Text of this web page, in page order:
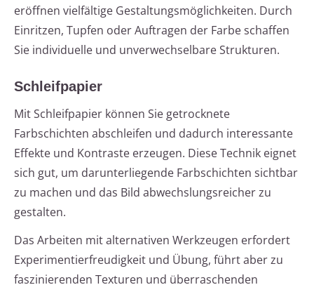
eröffnen vielfältige Gestaltungsmöglichkeiten. Durch
Einritzen, Tupfen oder Auftragen der Farbe schaffen
Sie individuelle und unverwechselbare Strukturen.
Schleifpapier
Mit Schleifpapier können Sie getrocknete
Farbschichten abschleifen und dadurch interessante
Effekte und Kontraste erzeugen. Diese Technik eignet
sich gut, um darunterliegende Farbschichten sichtbar
zu machen und das Bild abwechslungsreicher zu
gestalten.
Das Arbeiten mit alternativen Werkzeugen erfordert
Experimentierfreudigkeit und Übung, führt aber zu
faszinierenden Texturen und überraschenden